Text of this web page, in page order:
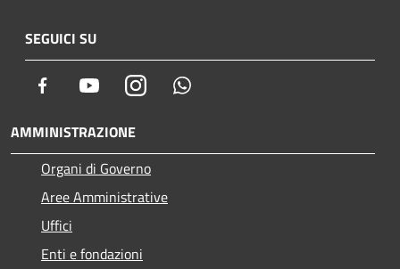
SEGUICI SU
Facebook YoutubeInstagram
AMMINISTRAZIONE
Organi di Governo
Aree Amministrative
Uffici
Enti e fondazioni